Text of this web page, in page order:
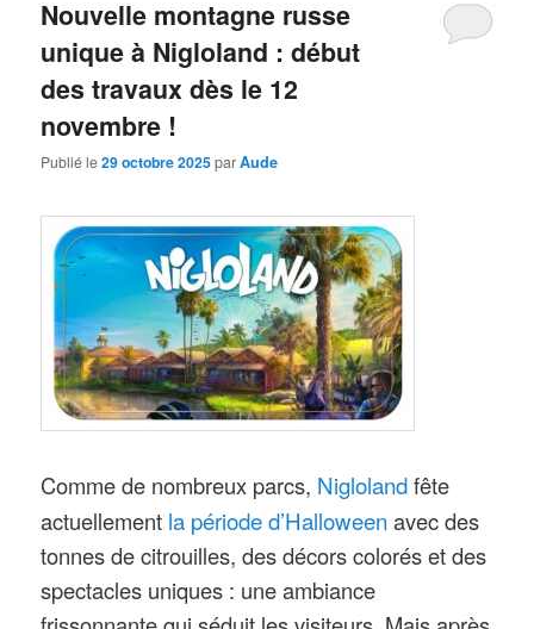
Nouvelle montagne russe
unique à Nigloland : début
des travaux dès le 12
novembre !
Publié le29 octobre 2025parAude
Comme de nombreux parcs, Niglolandfête
actuellement la période d’Halloweenavec des
tonnes de citrouilles, des décors colorés et des
spectacles uniques : une ambiance